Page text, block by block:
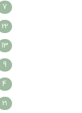
7
22
13
9
4
21